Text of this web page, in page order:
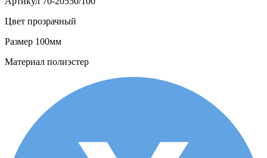
Цвет прозрачный
Размер 100мм
Материал полиэстер